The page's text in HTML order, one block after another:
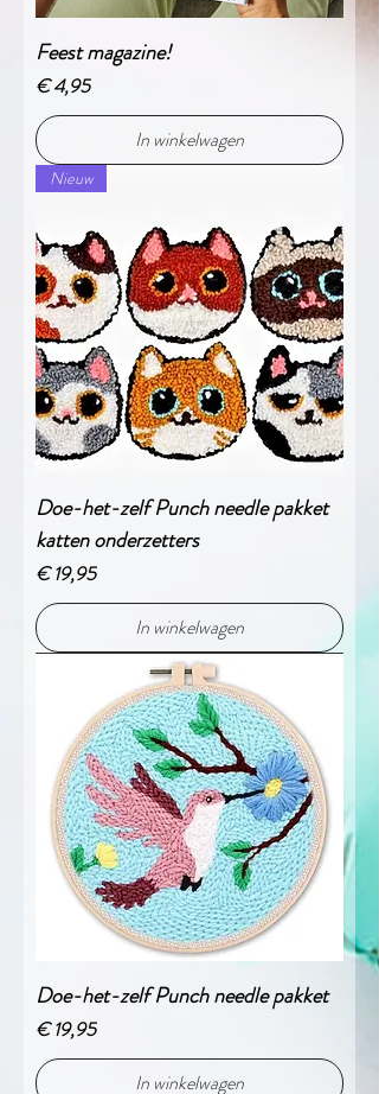
Feest magazine!
Prijs
€ 4,95
In winkelwagen
Nieuw
Doe-het-zelf Punch needle pakket
katten onderzetters
Prijs
€ 19,95
In winkelwagen
Doe-het-zelf Punch needle pakket
Prijs
€ 19,95
In winkelwagen